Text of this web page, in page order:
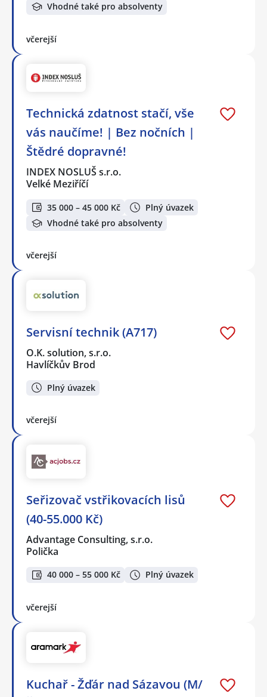
Vhodné také pro absolventy
včerejší
Technická zdatnost stačí, vše
vás naučíme! | Bez nočních |
Štědré dopravné!
INDEX NOSLUŠ s.r.o.
Velké Meziříčí
35 000 – 45 000 Kč
Plný úvazek
Vhodné také pro absolventy
včerejší
Servisní technik (A717)
O.K. solution, s.r.o.
Havlíčkův Brod
Plný úvazek
včerejší
Seřizovač vstřikovacích lisů
(40-55.000 Kč)
Advantage Consulting, s.r.o.
Polička
40 000 – 55 000 Kč Plný úvazek
včerejší
Kuchař - Žďár nad Sázavou (M/